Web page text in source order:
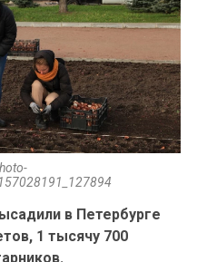
в Петербурге
1 тысячу 700